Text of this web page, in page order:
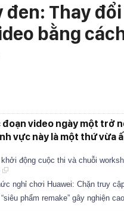
Thay
bằng
đoạn video ngày một trở
vực này là một thứ vừa
động cuộc thi và chuỗi
nghỉ chơi Huawei: Chặn truy
phẩm remake” gây nghiện